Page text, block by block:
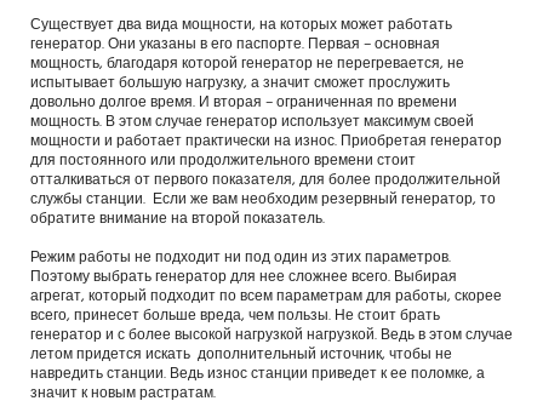
Существует два вида мощности, на которых может работать
генератор. Они указаны в его паспорте. Первая – основная
мощность, благодаря которой генератор не перегревается, не
испытывает большую нагрузку, а значит сможет прослужить
довольно долгое время. И вторая – ограниченная по времени
мощность. В этом случае генератор использует максимум своей
мощности и работает практически на износ. Приобретая генератор
для постоянного или продолжительного времени стоит
отталкиваться от первого показателя, для более продолжительной
службы станции. Если же вам необходим резервный генератор, то
обратите внимание на второй показатель.
Режим работы не подходит ни под один из этих параметров.
Поэтому выбрать генератор для нее сложнее всего. Выбирая
агрегат, который подходит по всем параметрам для работы, скорее
всего, принесет больше вреда, чем пользы. Не стоит брать
генератор и с более высокой нагрузкой нагрузкой. Ведь в этом случае
летом придется искать дополнительный источник, чтобы не
навредить станции. Ведь износ станции приведет к ее поломке, а
значит к новым растратам.